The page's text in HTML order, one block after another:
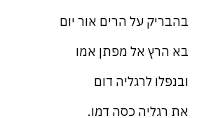
בהבריק על הרים אור יום
בא הרץ אל מפתן אמו
ובנפלו לרגליה דום
את רגליה כסה דמו.